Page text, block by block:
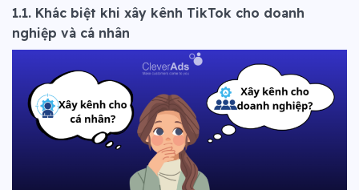
1.1. Khác biệt khi xây kênh TikTok cho doanh
nghiệp và cá nhân